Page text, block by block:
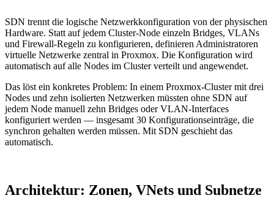
SDN trennt die logische Netzwerkkonfiguration von der physischen
Hardware. Statt auf jedem Cluster-Node einzeln Bridges, VLANs
und Firewall-Regeln zu konfigurieren, definieren Administratoren
virtuelle Netzwerke zentral in Proxmox. Die Konfiguration wird
automatisch auf alle Nodes im Cluster verteilt und angewendet.
Das löst ein konkretes Problem: In einem Proxmox-Cluster mit drei
Nodes und zehn isolierten Netzwerken müssten ohne SDN auf
jedem Node manuell zehn Bridges oder VLAN-Interfaces
konfiguriert werden — insgesamt 30 Konfigurationseinträge, die
synchron gehalten werden müssen. Mit SDN geschieht das
automatisch.
Architektur: Zonen, VNets und Subnetze